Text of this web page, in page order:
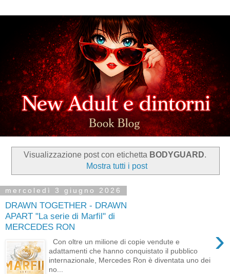
Visualizzazione post con etichetta BODYGUARD.
Mostra tutti i post
mercoledì 3 giugno 2026
DRAWN TOGETHER - DRAWN
APART "La serie di Marfil" di
MERCEDES RON
›
Con oltre un milione di copie vendute e
adattamenti che hanno conquistato il pubblico
internazionale, Mercedes Ron è diventata uno dei
no...